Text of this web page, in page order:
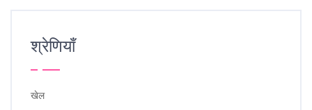
श्रेणियाँ
खेल